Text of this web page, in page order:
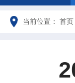
当前位置： 首